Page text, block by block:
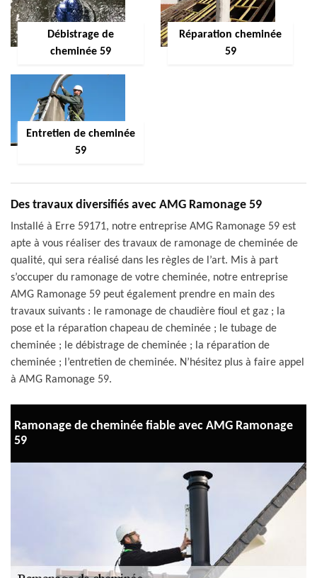
Débistrage de
cheminée 59
Réparation cheminée
59
Entretien de cheminée
59
Des travaux diversifiés avec AMG Ramonage 59
Installé à Erre 59171, notre entreprise AMG Ramonage 59 est
apte à vous réaliser des travaux de ramonage de cheminée de
qualité, qui sera réalisé dans les règles de l’art. Mis à part
s’occuper du ramonage de votre cheminée, notre entreprise
AMG Ramonage 59 peut également prendre en main des
travaux suivants : le ramonage de chaudière fioul et gaz ; la
pose et la réparation chapeau de cheminée ; le tubage de
cheminée ; le débistrage de cheminée ; la réparation de
cheminée ; l’entretien de cheminée. N’hésitez plus à faire appel
à AMG Ramonage 59.
Ramonage de cheminée fiable avec AMG Ramonage
59